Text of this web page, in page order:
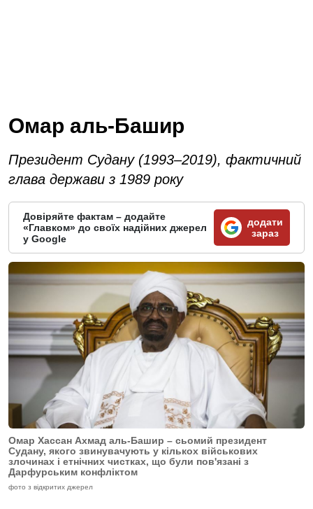
Омар аль-Башир
Президент Судану (1993–2019), фактичний
глава держави з 1989 року
Довіряйте фактам – додайте
«Главком» до своїх надійних джерел
у Google
додати
зараз
Омар Хассан Ахмад аль-Башир – сьомий президент
Судану, якого звинувачують у кількох військових
злочинах і етнічних чистках, що були пов'язані з
Дарфурським конфліктом
фото з відкритих джерел